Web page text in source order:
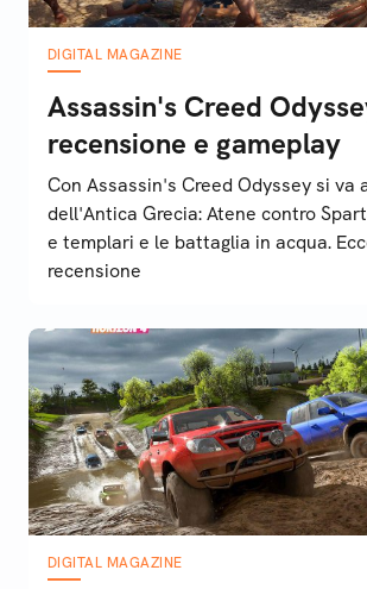
DIGITAL MAGAZINE
Assassin's Creed
recensione e gameplay
Con Assassin's Creed Odyssey si va
dell'Antica Grecia: Atene contro
e templari e le battaglia in acqua.
recensione
DIGITAL MAGAZINE